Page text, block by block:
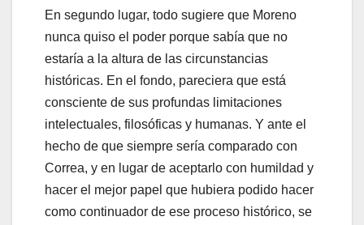
En segundo lugar, todo sugiere que Moreno
nunca quiso el poder porque sabía que no
estaría a la altura de las circunstancias
históricas. En el fondo, pareciera que está
consciente de sus profundas limitaciones
intelectuales, filosóficas y humanas. Y ante el
hecho de que siempre sería comparado con
Correa, y en lugar de aceptarlo con humildad y
hacer el mejor papel que hubiera podido hacer
como continuador de ese proceso histórico, se